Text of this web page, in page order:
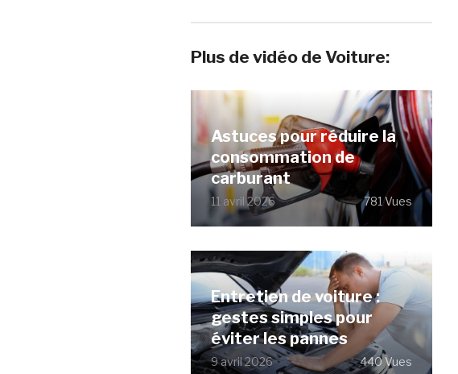
Plus de vidéo de Voiture:
Astuces pour réduire la
consommation de
carburant
11 avril 2026 781 Vues
Entretien de voiture :
gestes simples pour
éviter les pannes
9 avril 2026 440 Vues